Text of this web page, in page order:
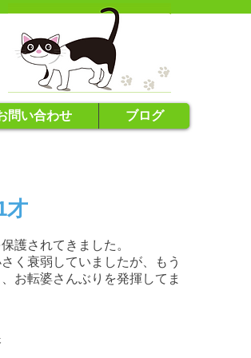
問い合わせ ブログ
護されてきました。
く衰弱していましたが、もう
お転婆さんぶりを発揮してま